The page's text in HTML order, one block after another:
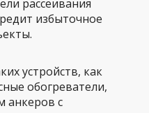
рассеивания
избыточное
устройств, как
обогреватели,
анкеров с